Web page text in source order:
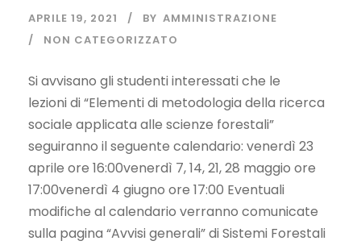
APRILE 19, 2021 BY AMMINISTRAZIONE
NON CATEGORIZZATO
Si avvisano gli studenti interessati che le
lezioni di “Elementi di metodologia della ricerca
sociale applicata alle scienze forestali”
seguiranno il seguente calendario: venerdì 23
aprile ore 16:00venerdì 7, 14, 21, 28 maggio ore
17:00venerdì 4 giugno ore 17:00 Eventuali
modifiche al calendario verranno comunicate
sulla pagina “Avvisi generali” di Sistemi Forestali